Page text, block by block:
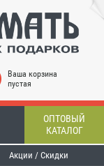
Ваша корзина
пустая
ОПТОВЫЙ
КАТАЛОГ
Акции / Скидки